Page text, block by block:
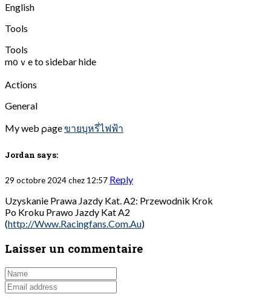
English
Tools
Tools
m᧐ｖe to sidebar hide
Actions
General
My web ρageขายบุหรี่ไฟฟ้า
Jordan says:
29 octobre 2024 chez 12:57 Reply
Uzyskanie Prawa Jazdy Kat. A2: Przewodnik Krok
Po Kroku Prawo Jazdy Kat A2
(http://Www.Racingfans.Com.Au)
Laisser un commentaire